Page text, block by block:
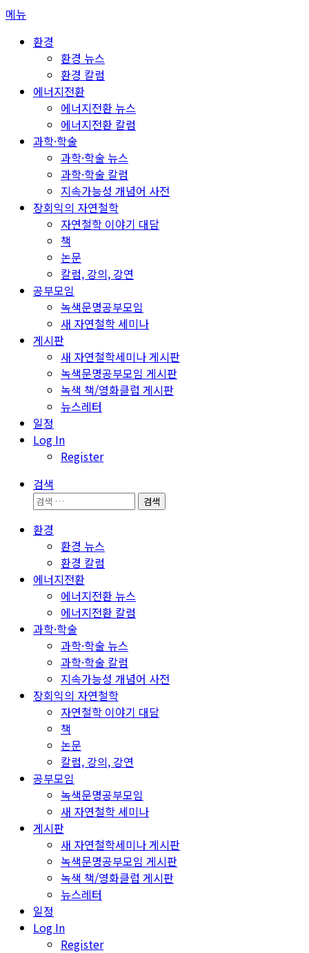
콘
메뉴
환경
환경 뉴스
환경 칼럼
에너지전환
에너지전환 뉴스
에너지전환 칼럼
과학·학술
과학·학술 뉴스
과학·학술 칼럼
지속가능성 개념어 사전
장회익의 자연철학
자연철학 이야기 대담
책
논문
칼럼, 강의, 강연
공부모임
녹색문명공부모임
새 자연철학 세미나
게시판
새 자연철학세미나 게시판
녹색문명공부모임 게시판
녹색 책/영화클럽 게시판
뉴스레터
일정
Log In
Register
검색
검
환경
환경 뉴스
환경 칼럼
에너지전환
에너지전환 뉴스
에너지전환 칼럼
과학·학술
과학·학술 뉴스
과학·학술 칼럼
지속가능성 개념어 사전
장회익의 자연철학
자연철학 이야기 대담
책
논문
칼럼, 강의, 강연
공부모임
녹색문명공부모임
새 자연철학 세미나
게시판
새 자연철학세미나 게시판
녹색문명공부모임 게시판
녹색 책/영화클럽 게시판
뉴스레터
일정
Log In
Register